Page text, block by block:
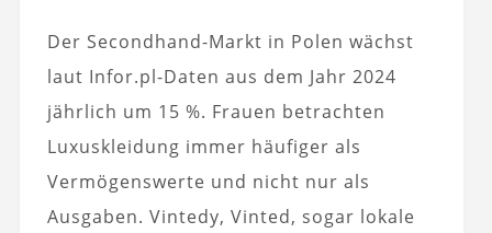
Der Secondhand-Markt in Polen wächst
laut Infor.pl-Daten aus dem Jahr 2024
jährlich um 15 %. Frauen betrachten
Luxuskleidung immer häufiger als
Vermögenswerte und nicht nur als
Ausgaben. Vintedy, Vinted, sogar lokale